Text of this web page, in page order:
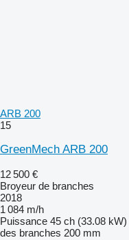
ARB 200
15
GreenMech ARB 200
12 500 €
Broyeur de branches
2018
1 084 m/h
Puissance 45 ch (33.08 kW)
des branches 200 mm